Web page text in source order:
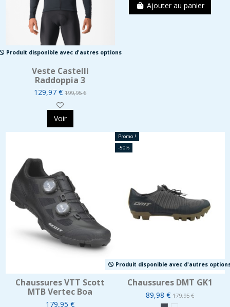
Produit disponible avec d'autres options
Veste Castelli
Raddoppia 3
129,97 €199,95 €
Voir
Ajouter au panier
Chaussures VTT Scott
MTB Vertec Boa
179,95 €
Promo !
-50%
Produit disponible avec d'autres
Chaussures DMT GK1
89,98 €179,95 €